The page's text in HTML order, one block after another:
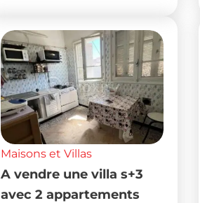
Maisons et Villas
A vendre une villa s+3
avec 2 appartements